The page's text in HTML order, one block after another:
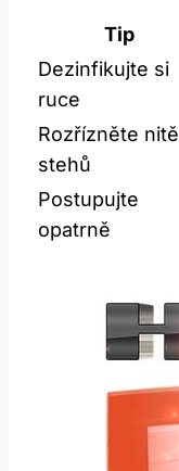
Tip
Dezinfikujte si
ruce
Rozřízněte nitě
stehů
Postupujte
opatrně